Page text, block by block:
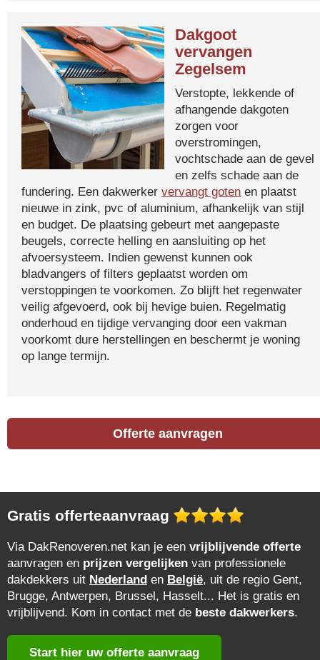
Dakgoot
vervangen
Zegelsem
Verstopte, lekkende of
afhangende dakgoten
zorgen voor
overstromingen,
vochtschade aan de gevel
en zelfs schade aan de
fundering. Een dakwerker vervangt goten en plaatst
nieuwe in zink, pvc of aluminium, afhankelijk van stijl
en budget. De plaatsing gebeurt met aangepaste
beugels, correcte helling en aansluiting op het
afvoersysteem. Indien gewenst kunnen ook
bladvangers of filters geplaatst worden om
verstoppingen te voorkomen. Zo blijft het regenwater
veilig afgevoerd, ook bij hevige buien. Regelmatig
onderhoud en tijdige vervanging door een vakman
voorkomt dure herstellingen en beschermt je woning
op lange termijn.
Offerte aanvragen
Gratis offerteaanvraag
Via DakRenoveren.net kan je een vrijblijvende offerte
aanvragen en prijzen vergelijken van professionele
dakdekkers uit Nederland en België, uit de regio Gent,
Brugge, Antwerpen, Brussel, Hasselt... Het is gratis en
vrijblijvend. Kom in contact met de beste dakwerkers.
Start hier uw offerte aanvraag